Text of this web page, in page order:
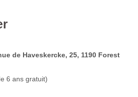
de Haveskercke, 25, 1190 Forest
6 ans gratuit)